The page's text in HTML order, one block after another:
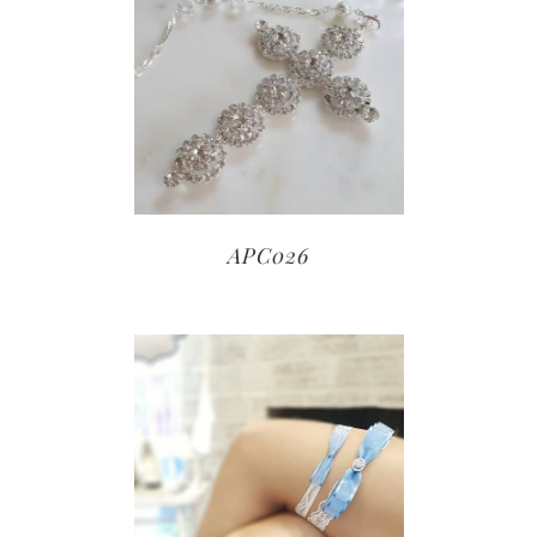
APC026